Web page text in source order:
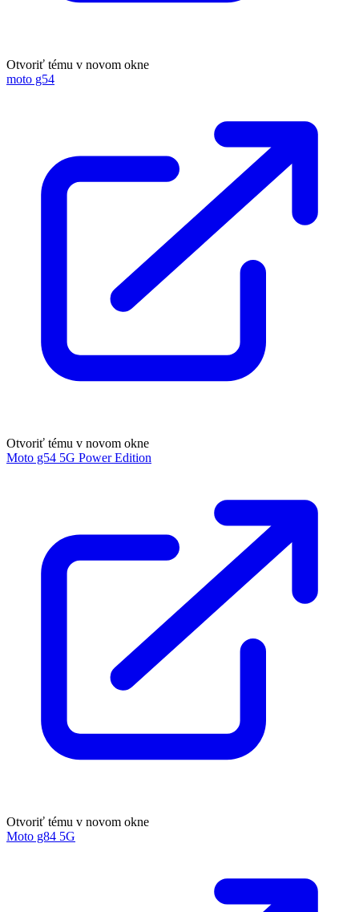
Otvoriť tému v novom okne
moto g54
Otvoriť tému v novom okne
Moto g54 5G Power Edition
Otvoriť tému v novom okne
Moto g84 5G